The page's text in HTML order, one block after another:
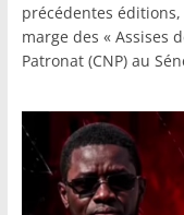
précédentes éditions,
marge des « Assises
Patronat (CNP) au